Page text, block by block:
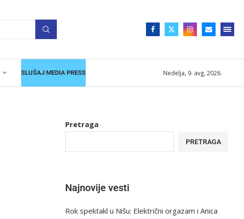
SLUŠAJ MEDIA PRESS Nedelja, 9. avg, 2026.
Pretraga
PRETRAGA
Najnovije vesti
Rok spektakl u Nišu: Električni orgazam i Anica